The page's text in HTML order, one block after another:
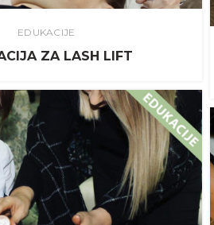
EDUKACIJE
ZA LASH LIFT